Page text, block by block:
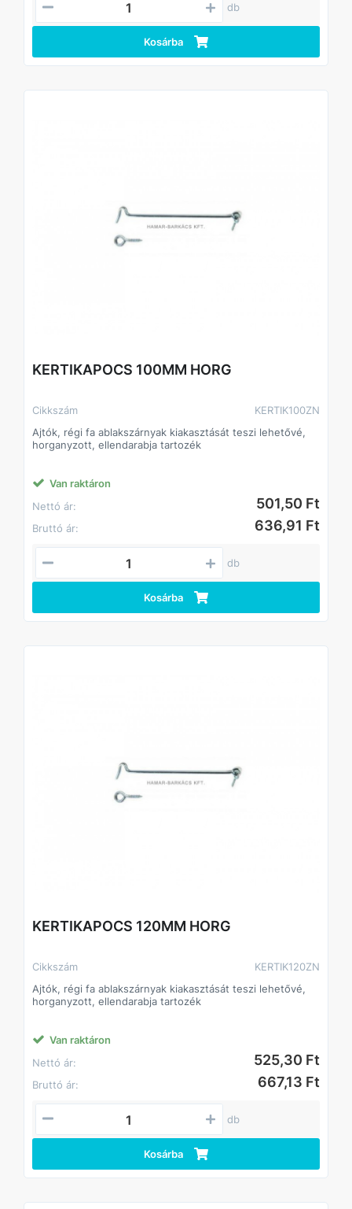
db
Kosárba
KERTIKAPOCS 100MM HORG
Cikkszám
KERTIK100ZN
Ajtók, régi fa ablakszárnyak kiakasztását teszi lehetővé,
horganyzott, ellendarabja tartozék
Van raktáron
Nettó ár:
501,50 Ft
Bruttó ár: 636,91 Ft
db
Kosárba
KERTIKAPOCS 120MM HORG
Cikkszám
KERTIK120ZN
Ajtók, régi fa ablakszárnyak kiakasztását teszi lehetővé,
horganyzott, ellendarabja tartozék
Van raktáron
Nettó ár:
525,30 Ft
Bruttó ár: 667,13 Ft
db
Kosárba